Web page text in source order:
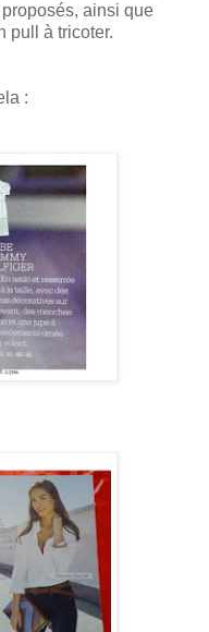
ainsi que
pull à tricoter.
: